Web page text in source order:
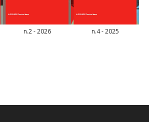
n.2 - 2026 n.4 - 2025